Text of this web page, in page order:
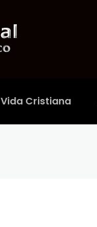
Vida Cristiana